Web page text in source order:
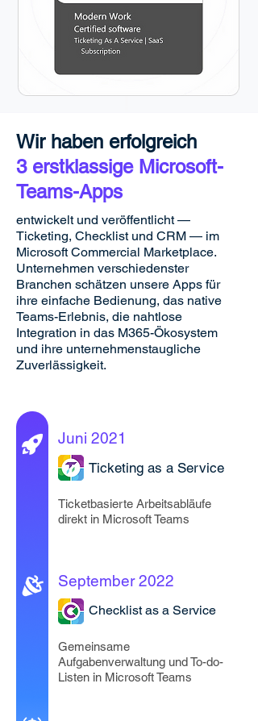
Wir haben erfolgreich
3 erstklassige Microsoft-
Teams-Apps
entwickelt und veröffentlicht —
Ticketing, Checklist und CRM — im
Microsoft Commercial Marketplace.
Unternehmen verschiedenster
Branchen schätzen unsere Apps für
ihre einfache Bedienung, das native
Teams-Erlebnis, die nahtlose
Integration in das M365-Ökosystem
und ihre unternehmenstaugliche
Zuverlässigkeit.
Juni 2021
Ticketing as a Service
Ticketbasierte Arbeitsabläufe
direkt in Microsoft Teams
September 2022
Checklist as a Service
Gemeinsame
Aufgabenverwaltung und To-do-
Listen in Microsoft Teams